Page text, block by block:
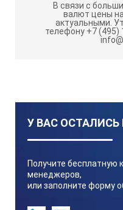
Форма образцов:
округлых пластин.
Материал образцов:
Таблица 1.
Способ
В связи с
валют цены
актуальными.
телефону +7 (495)
У ВАС
Получите бесплатную
менеджеров,
или заполните форму